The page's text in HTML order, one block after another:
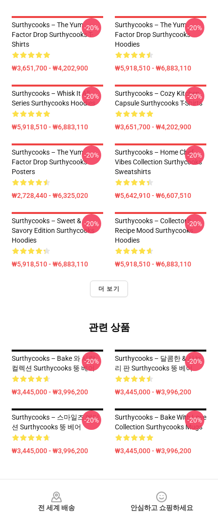
Surthycooks – The Yum
Factor Drop Surthycooks T-
Shirts
₩3,651,700 - ₩4,202,900
-20%
Surthycooks – The Yum
Factor Drop Surthycooks
Hoodies
₩5,918,510 - ₩6,883,110
-20%
Surthycooks – Whisk It All
Series Surthycooks Hoodies
₩5,918,510 - ₩6,883,110
-20%
Surthycooks – Cozy Kitchen
Capsule Surthycooks T-Shirts
₩3,651,700 - ₩4,202,900
-20%
Surthycooks – The Yum
Factor Drop Surthycooks
Posters
₩2,728,440 - ₩6,325,020
-20%
Surthycooks – Home Chef
Vibes Collection Surthycooks
Sweatshirts
₩5,642,910 - ₩6,607,510
-20%
Surthycooks – Sweet &
Savory Edition Surthycooks
Hoodies
₩5,918,510 - ₩6,883,110
-20%
Surthycooks – Collector’s
Recipe Mood Surthycooks
Hoodies
₩5,918,510 - ₩6,883,110
-20%
더 보기
관련 상품
Surthycooks – Bake 와 사랑
컬렉션 Surthycooks 뚱 베어
₩3,445,000 - ₩3,996,200
-20%
Surthycooks – 달콤한 & 사보
리 판 Surthycooks 뚱 베어
₩3,445,000 - ₩3,996,200
-20%
Surthycooks – 스마일즈 에디
션 Surthycooks 뚱 베어
₩3,445,000 - ₩3,996,200
-20%
Surthycooks – Bake With Love
Collection Surthycooks Mugs
₩3,445,000 - ₩3,996,200
-20%
전 세계 배송
안심하고 쇼핑하세요